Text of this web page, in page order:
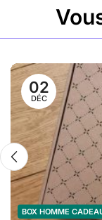
02
DÉC
BOX HOMME